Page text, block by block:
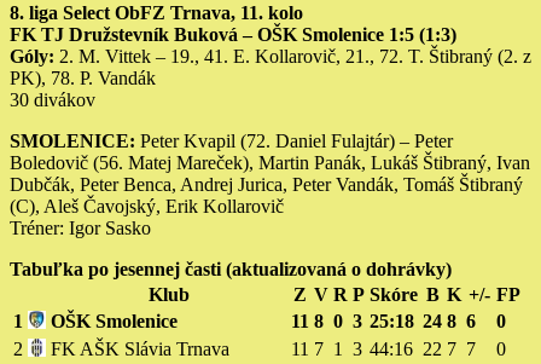
8. liga Select ObFZ Trnava, 11. kolo
FK TJ Družstevník Buková – OŠK Smolenice 1:5 (1:3)
Góly: 2. M. Vittek – 19., 41. E. Kollarovič, 21., 72. T. Štibraný (2. z
PK), 78. P. Vandák
30 divákov
SMOLENICE: Peter Kvapil (72. Daniel Fulajtár) – Peter
Boledovič (56. Matej Mareček), Martin Panák, Lukáš Štibraný, Ivan
Dubčák, Peter Benca, Andrej Jurica, Peter Vandák, Tomáš Štibraný
(C), Aleš Čavojský, Erik Kollarovič
Tréner: Igor Sasko
Tabuľka po jesennej časti (aktualizovaná o dohrávky)
Klub
Z V R P Skóre B K +/- FP
1
OŠK Smolenice 11 8 0 3 25:18 24 8 6
0
2
FK AŠK Slávia Trnava 11 7 1 3 44:16 22 7 7
0